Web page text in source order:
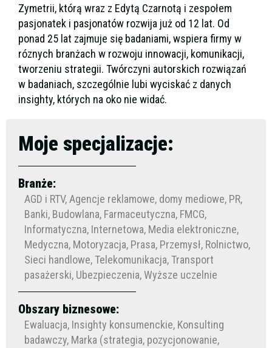
Zymetrii, którą wraz z Edytą Czarnotą i zespołem
pasjonatek i pasjonatów rozwija już od 12 lat. Od
ponad 25 lat zajmuje się badaniami, wspiera firmy w
róznych branżach w rozwoju innowacji, komunikacji,
tworzeniu strategii. Twórczyni autorskich rozwiązań
w badaniach, szczególnie lubi wyciskać z danych
insighty, których na oko nie widać.
Moje specjalizacje:
Branże:
AGD i RTV, Agencje reklamowe, domy mediowe, PR,
Banki, Budowlana, Farmaceutyczna, FMCG,
Informatyczna, Internetowa, Media elektroniczne,
Medyczna, Motoryzacja, Prasa, Przemysł, Rolnictwo,
Sieci handlowe, Telekomunikacja, Transport
pasażerski, Ubezpieczenia, Wyższe uczelnie
Obszary biznesowe:
Ewaluacja, Insighty konsumenckie, Konsulting
badawczy, Marka (strategia, pozycjonowanie,